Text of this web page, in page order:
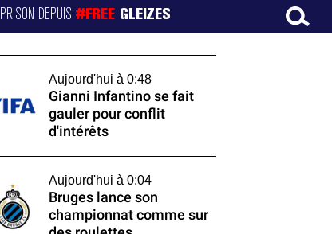
DEPUIS#FREE GLEIZES
Aujourd'hui à 0:48
Gianni Infantino se fait
gauler pour conflit
d'intérêts
Aujourd'hui à 0:04
Bruges lance son
championnat comme sur